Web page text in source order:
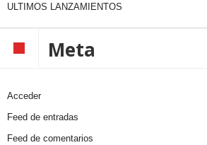
ULTIMOS LANZAMIENTOS
Meta
Acceder
Feed de entradas
Feed de comentarios